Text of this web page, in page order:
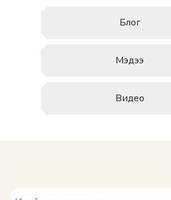
Блог
Мэдээ
Видео